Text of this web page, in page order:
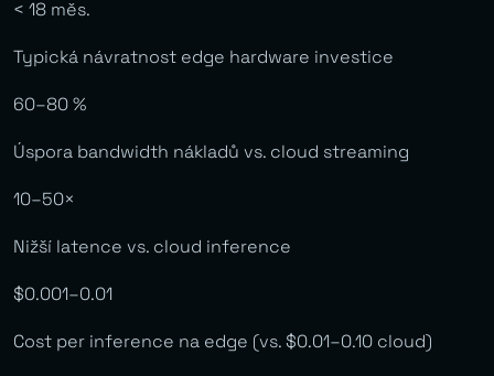
< 18 měs.
Typická návratnost edge hardware investice
60–80 %
Úspora bandwidth nákladů vs. cloud streaming
10–50×
Nižší latence vs. cloud inference
$0.001–0.01
Cost per inference na edge (vs. $0.01–0.10 cloud)